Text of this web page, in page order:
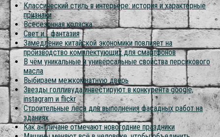
Классический стиль в интерьере: история и характерные
признаки
Всесезонная коляска
Свет и… фантазия
Замедление китайской экономики повлияет на
производство комплектующих для смартфонов
В чём уникальные и универсальные свойства персикового
масла
Выбираем межкомнатную дверь
Звезды голливуда инвестируют в конкурента google,
instagram и flickr
Строительные леса для выполнения фасадных работ на
зданиях
Как англичане отмечают новогодние праздники